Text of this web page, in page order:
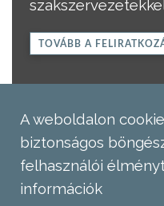
TOVÁBB A
A weboldalon
biztonságos
felhasználói
információk